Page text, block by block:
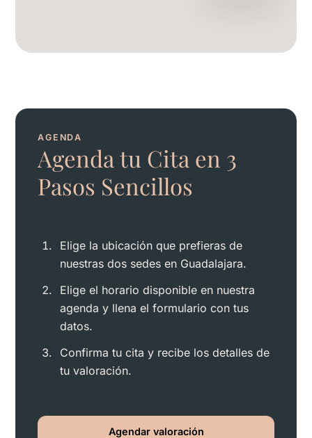
AGENDA
Agenda tu Cita en 3
Pasos Sencillos
Elige la ubicación que prefieras de
nuestras dos sedes en Guadalajara.
Elige el horario disponible en nuestra
agenda y llena el formulario con tus
datos.
Confirma tu cita y recibe los detalles de
tu valoración.
Agendar valoración